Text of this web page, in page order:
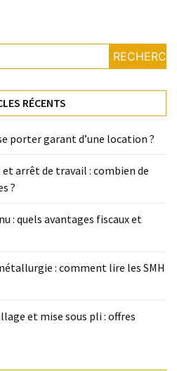
RÉCENTS
porter garant d’une location ?
et arrêt de travail : combien de
?
: quels avantages fiscaux et
: comment lire les SMH
et mise sous pli : offres